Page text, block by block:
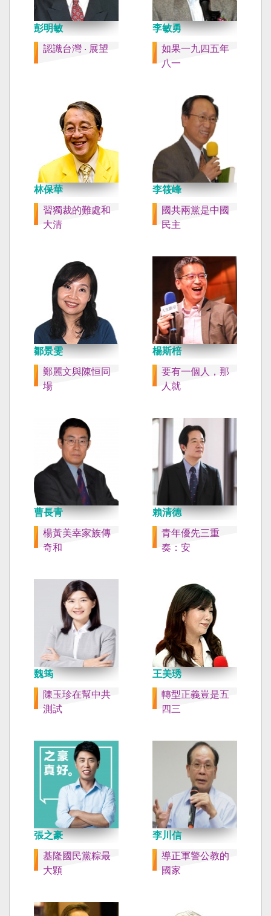
彭明敏
認識台灣 ‧ 展望
李敏勇
如果一九四五年
八一
林保華
習獨裁的難處和
大清
李筱峰
國共兩黨是中國
民主
鄒景雯
鄭麗文與陳恒同
場
楊斯棓
要有一個人，那
人就
曹長青
楊黃美幸家族傳
奇和
賴清德
青年優先三重
奏：安
魏筠
陳玉珍在幫中共
測試
王美琇
轉型正義豈是五
四三
張之豪
基隆國民黨粽最
大顆
李川信
導正軍警公教的
國家